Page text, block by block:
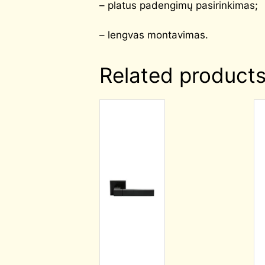
– platus padengimų pasirinkimas;
– lengvas montavimas.
Related